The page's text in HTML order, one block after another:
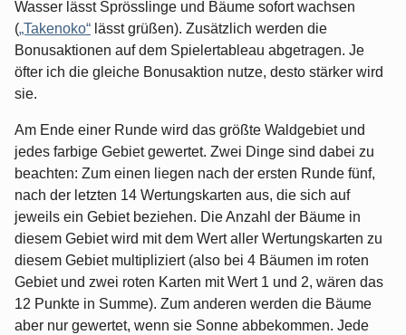
Wasser lässt Sprösslinge und Bäume sofort wachsen
(„Takenoko“ lässt grüßen). Zusätzlich werden die
Bonusaktionen auf dem Spielertableau abgetragen. Je
öfter ich die gleiche Bonusaktion nutze, desto stärker wird
sie.
Am Ende einer Runde wird das größte Waldgebiet und
jedes farbige Gebiet gewertet. Zwei Dinge sind dabei zu
beachten: Zum einen liegen nach der ersten Runde fünf,
nach der letzten 14 Wertungskarten aus, die sich auf
jeweils ein Gebiet beziehen. Die Anzahl der Bäume in
diesem Gebiet wird mit dem Wert aller Wertungskarten zu
diesem Gebiet multipliziert (also bei 4 Bäumen im roten
Gebiet und zwei roten Karten mit Wert 1 und 2, wären das
12 Punkte in Summe). Zum anderen werden die Bäume
aber nur gewertet, wenn sie Sonne abbekommen. Jede